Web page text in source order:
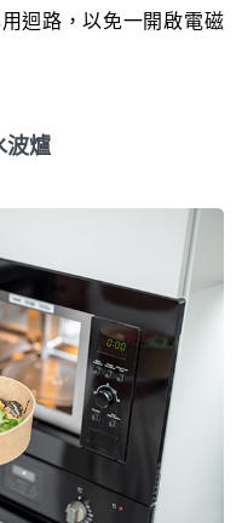
迴路，以免一開啟電磁
波爐